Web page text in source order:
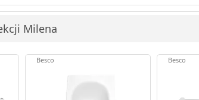
Milena
Besco Besco